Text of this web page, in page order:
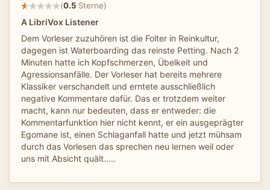
(0.5 Sterne)
A LibriVox Listener
Dem Vorleser zuzuhören ist die Folter in Reinkultur,
dagegen ist Waterboarding das reinste Petting. Nach 2
Minuten hatte ich Kopfschmerzen, Übelkeit und
Agressionsanfälle. Der Vorleser hat bereits mehrere
Klassiker verschandelt und erntete ausschließlich
negative Kommentare dafür. Das er trotzdem weiter
macht, kann nur bedeuten, dass er entweder: die
Kommentarfunktion hier nicht kennt, er ein ausgeprägter
Egomane ist, einen Schlaganfall hatte und jetzt mühsam
durch das Vorlesen das sprechen neu lernen weil oder
uns mit Absicht quält.....